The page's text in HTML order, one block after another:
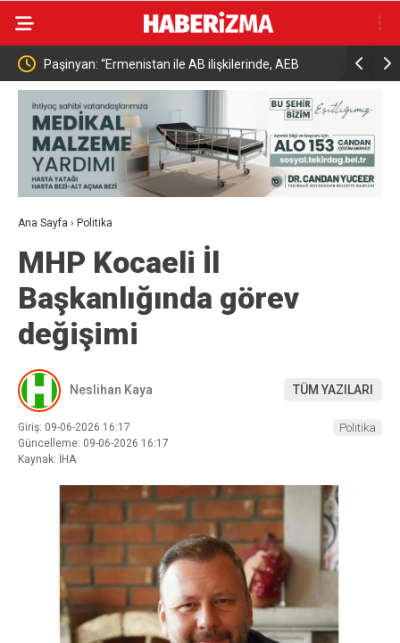
Paşinyan: “Ermenistan ile AB ilişkilerinde, AEB
içindeki ve kapsamındaki ilişkilerde sahip olduğumuz
statüye aykırı gelen herhangi bir hukuki, ekonomik
ya da siyasi yükümlülük yoktur”
Bakan
Ana Sayfa › Politika
MHP Kocaeli İl
Başkanlığında görev
değişimi
Neslihan Kaya TÜM YAZILARI
Giriş: 09-06-2026 16:17
Güncelleme: 09-06-2026 16:17
Kaynak: İHA
Politika